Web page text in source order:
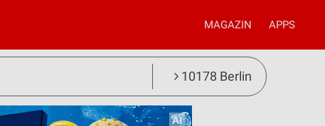
MAGAZIN APPS
10178 Berlin